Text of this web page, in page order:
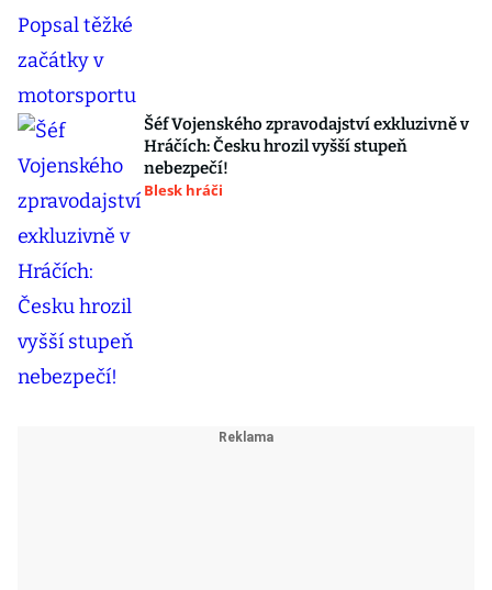
Šéf Vojenského zpravodajství exkluzivně v
Hráčích: Česku hrozil vyšší stupeň
nebezpečí!
Blesk hráči